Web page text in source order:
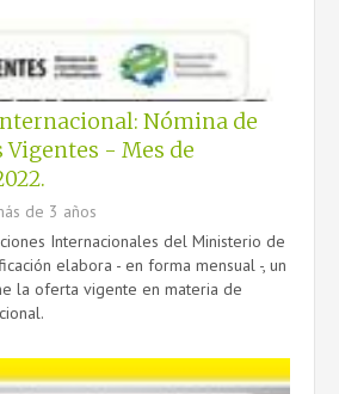
Nómina de
- Mes de
de 3 años
Internacionales del Ministerio de
elabora - en forma mensual -, un
la oferta vigente en materia de